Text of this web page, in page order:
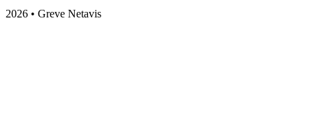
2026 • Greve Netavis